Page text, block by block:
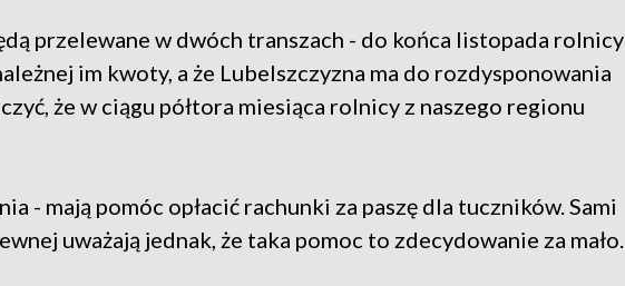
przelewane w dwóch transzach - do końca listopada rolnicy
im kwoty, a że Lubelszczyzna ma do rozdysponowania
że w ciągu półtora miesiąca rolnicy z naszego regionu
- mają pomóc opłacić rachunki za paszę dla tuczników. Sami
uważają jednak, że taka pomoc to zdecydowanie za mało.